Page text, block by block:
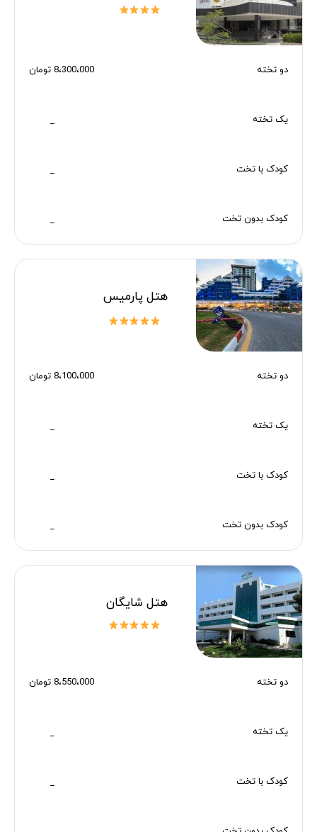
دو تخته 8،300،000 تومان
یک تخته _
کودک با تخت _
کودک بدون تخت _
هتل پارمیس
دو تخته 8،100،000 تومان
یک تخته _
کودک با تخت _
کودک بدون تخت _
هتل شایگان
دو تخته 8،550،000 تومان
یک تخته _
کودک با تخت _